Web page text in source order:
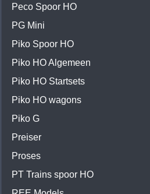
Peco Spoor HO
PG Mini
Piko Spoor HO
Piko HO Algemeen
Piko HO Startsets
Piko HO wagons
Piko G
Preiser
Proses
PT Trains spoor HO